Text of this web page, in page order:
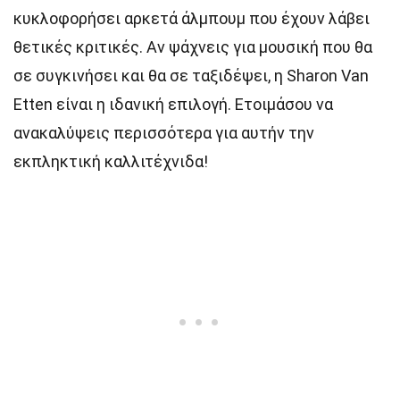
κυκλοφορήσει αρκετά άλμπουμ που έχουν λάβει
θετικές κριτικές. Αν ψάχνεις για μουσική που θα
σε συγκινήσει και θα σε ταξιδέψει, η Sharon Van
Etten είναι η ιδανική επιλογή. Ετοιμάσου να
ανακαλύψεις περισσότερα για αυτήν την
εκπληκτική καλλιτέχνιδα!